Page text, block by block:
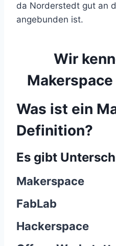
da Norderstedt gut an
angebunden ist.
Wir
Was ist ein
Definition?
Es gibt
Makerspace
FabLab
Hackerspace